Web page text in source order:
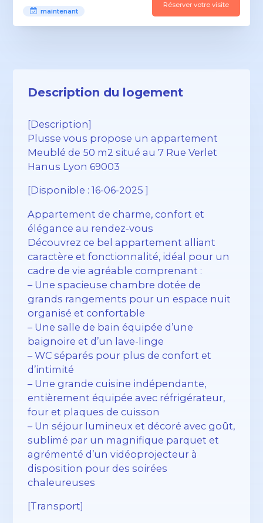
maintenant
Réserver votre visite
Description du logement
[Description]
Plusse vous propose un appartement
Meublé de 50 m2 situé au 7 Rue Verlet
Hanus Lyon 69003
[Disponible : 16-06-2025 ]
Appartement de charme, confort et
élégance au rendez-vous
Découvrez ce bel appartement alliant
caractère et fonctionnalité, idéal pour un
cadre de vie agréable comprenant :
– Une spacieuse chambre dotée de
grands rangements pour un espace nuit
organisé et confortable
– Une salle de bain équipée d’une
baignoire et d’un lave-linge
– WC séparés pour plus de confort et
d’intimité
– Une grande cuisine indépendante,
entièrement équipée avec réfrigérateur,
four et plaques de cuisson
– Un séjour lumineux et décoré avec goût,
sublimé par un magnifique parquet et
agrémenté d’un vidéoprojecteur à
disposition pour des soirées
chaleureuses
[Transport]